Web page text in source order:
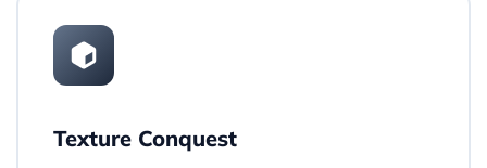
Texture Conquest